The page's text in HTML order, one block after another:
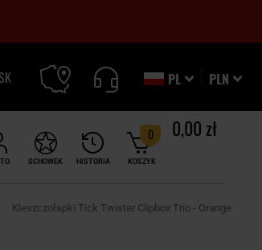
PLN
PL
HISTORIA
SCHOWEK KOSZYK
0 0,00 zł
Kleszczołapki Tick Twister Clipbox Trio - Orange